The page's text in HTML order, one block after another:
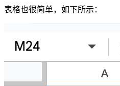
表格也很简单，如下所示：